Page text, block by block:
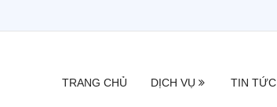
TRANG CHỦ DỊCH VỤ TIN TỨC